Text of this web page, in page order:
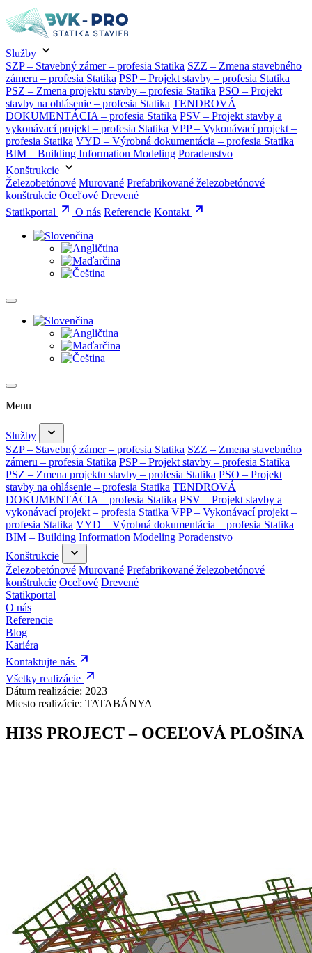
Služby
SZP – Stavebný zámer – profesia Statika SZZ – Zmena stavebného
zámeru – profesia Statika PSP – Projekt stavby – profesia Statika
PSZ – Zmena projektu stavby – profesia Statika PSO – Projekt
stavby na ohlásenie – profesia Statika TENDROVÁ
DOKUMENTÁCIA – profesia Statika PSV – Projekt stavby a
vykonávací projekt – profesia Statika VPP – Vykonávací projekt –
profesia Statika VYD – Výrobná dokumentácia – profesia Statika
BIM – Building Information Modeling Poradenstvo
Konštrukcie
Železobetónové Murované Prefabrikované železobetónové
konštrukcie Oceľové Drevené
Statikportal
O nás Referencie Kontakt
Menu
Služby
SZP – Stavebný zámer – profesia Statika SZZ – Zmena stavebného
zámeru – profesia Statika PSP – Projekt stavby – profesia Statika
PSZ – Zmena projektu stavby – profesia Statika PSO – Projekt
stavby na ohlásenie – profesia Statika TENDROVÁ
DOKUMENTÁCIA – profesia Statika PSV – Projekt stavby a
vykonávací projekt – profesia Statika VPP – Vykonávací projekt –
profesia Statika VYD – Výrobná dokumentácia – profesia Statika
BIM – Building Information Modeling Poradenstvo
Konštrukcie
Železobetónové Murované Prefabrikované železobetónové
konštrukcie Oceľové Drevené
Statikportal
O nás
Referencie
Blog
Kariéra
Kontaktujte nás
Všetky realizácie
Dátum realizácie: 2023
Miesto realizácie: TATABÁNYA
HI3S PROJECT – OCEĽOVÁ PLOŠINA